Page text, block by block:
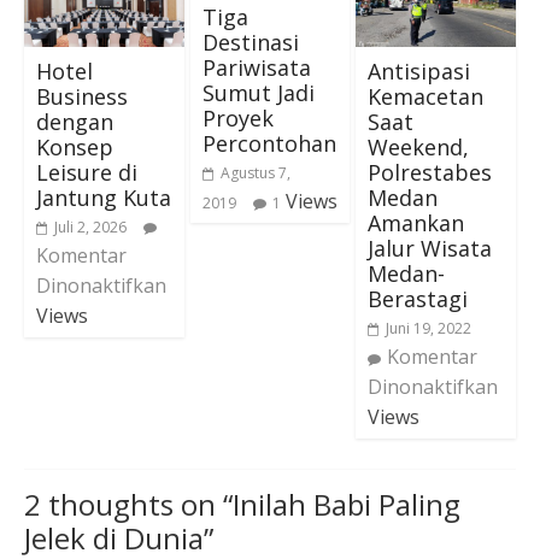
Hotel
Business
dengan
Konsep
Leisure di
Jantung Kuta
Juli 2, 2026
Komentar
Dinonaktifkan
Views
Tiga
Destinasi
Pariwisata
Sumut Jadi
Proyek
Percontohan
Agustus 7,
2019
1 Views
Antisipasi
Kemacetan
Saat
Weekend,
Polrestabes
Medan
Amankan
Jalur Wisata
Medan-
Berastagi
Juni 19, 2022
Komentar
Dinonaktifkan
Views
2 thoughts on “Inilah Babi Paling
Jelek di Dunia”